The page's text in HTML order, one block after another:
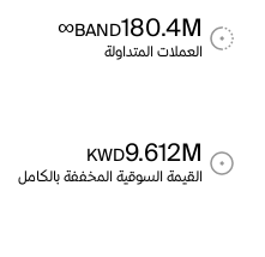
180.4M
BAND
∞
العملات المتداولة
9.612M
KWD
القيمة السوقية المخففة بالكامل